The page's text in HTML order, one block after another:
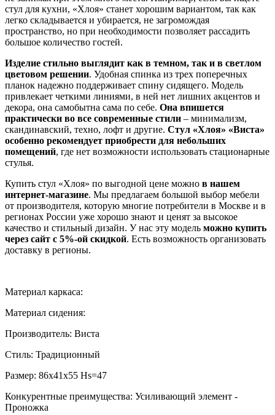
стул для кухни, «Хлоя» станет хорошим вариантом, так как
легко складывается и убирается, не загромождая
пространство, но при необходимости позволяет рассадить
большое количество гостей.
Изделие стильно выглядит как в темном, так и в светлом
цветовом решении. Удобная спинка из трех поперечных
планок надежно поддерживает спину сидящего. Модель
привлекает четкими линиями, в ней нет лишних акцентов и
декора, она самобытна сама по себе. Она впишется
практически во все современные стили – минимализм,
скандинавский, техно, лофт и другие. Стул «Хлоя» «Виста»
особенно рекомендует приобрести для небольших
помещений, где нет возможности использовать стационарные
стулья.
Купить стул «Хлоя» по выгодной цене можно в нашем
интернет-магазине. Мы предлагаем большой выбор мебели
от производителя, которую многие потребители в Москве и в
регионах России уже хорошо знают и ценят за высокое
качество и стильный дизайн. У нас эту модель можно купить
через сайт с 5%-ой скидкой. Есть возможность организовать
доставку в регионы.
Материал каркаса:
Материал сидения:
Производитель: Виста
Стиль: Традиционный
Размер: 86х41х55 Hs=47
Конкурентные преимущества: Усиливающий элемент -
Проножка